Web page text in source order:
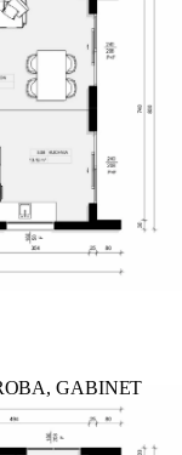
GABINET